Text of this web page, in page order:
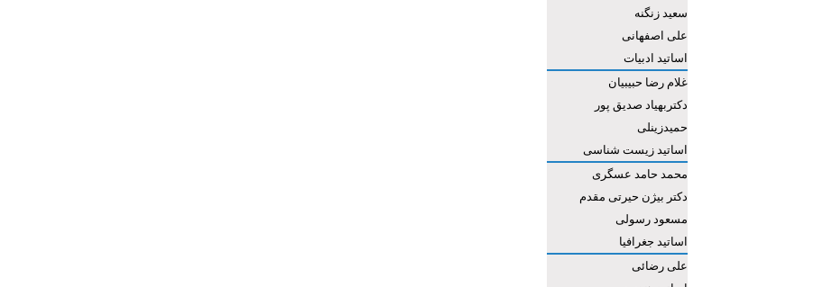
سعید زنگنه
علی اصفهانی
اساتید ادبیات
غلام رضا حبیبیان
دکتربهیاد صدیق پور
حمیدزینلی
اساتید زیست شناسی
محمد حامد عسگری
دکتر بیژن حیرتی مقدم
مسعود رسولی
اساتید جغرافیا
علی رضائی